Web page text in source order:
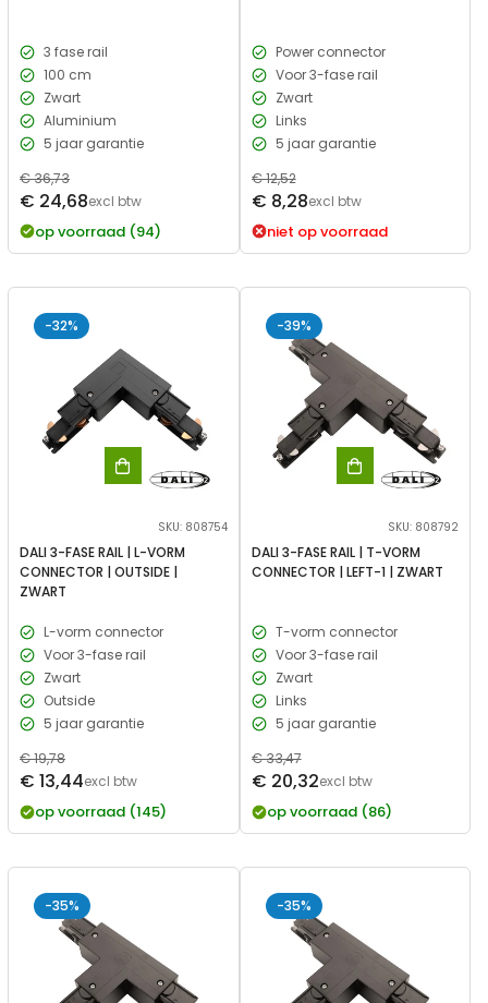
3 fase rail
100 cm
Zwart
Aluminium
5 jaar garantie
Verkoopprijs
Normale
prijs
€ 36,73
€ 24,68excl btw
op voorraad (94)
Power connector
Voor 3-fase rail
Zwart
Links
5 jaar garantie
Verkoopprijs
Normale
prijs
€ 12,52
€ 8,28excl btw
niet op voorraad
-32%
SKU: 808754
DALI 3-FASE RAIL | L-VORM
CONNECTOR | OUTSIDE |
ZWART
L-vorm connector
Voor 3-fase rail
Zwart
Outside
5 jaar garantie
Verkoopprijs
Normale
prijs
€ 19,78
€ 13,44excl btw
op voorraad (145)
-39%
SKU: 808792
DALI 3-FASE RAIL | T-VORM
CONNECTOR | LEFT-1 | ZWART
T-vorm connector
Voor 3-fase rail
Zwart
Links
5 jaar garantie
Verkoopprijs
Normale
prijs
€ 33,47
€ 20,32excl btw
op voorraad (86)
-35% -35%